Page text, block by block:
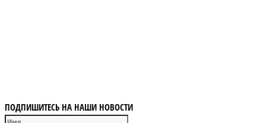
ПОДПИШИТЕСЬ НА НАШИ НОВОСТИ